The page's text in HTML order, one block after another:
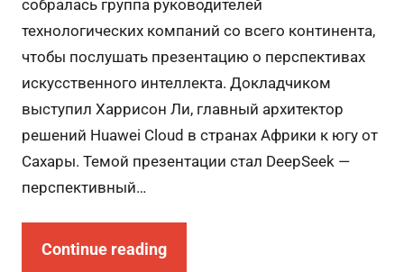
собралась группа руководителей
технологических компаний со всего континента,
чтобы послушать презентацию о перспективах
искусственного интеллекта. Докладчиком
выступил Харрисон Ли, главный архитектор
решений Huawei Cloud в странах Африки к югу от
Сахары. Темой презентации стал DeepSeek —
перспективный…
Continue reading